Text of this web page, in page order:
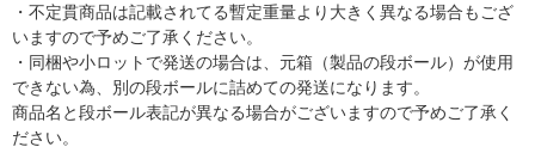
・不定貫商品は記載されてる暫定重量より大きく異なる場合もござ
いますので予めご了承ください。
・同梱や小ロットで発送の場合は、元箱（製品の段ボール）が使用
できない為、別の段ボールに詰めての発送になります。
商品名と段ボール表記が異なる場合がございますので予めご了承く
ださい。